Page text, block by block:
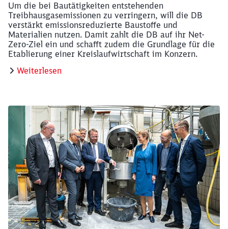
Um die bei Bautätigkeiten entstehenden
Treibhausgasemissionen zu verringern, will die DB
verstärkt emissionsreduzierte Baustoffe und
Materialien nutzen. Damit zahlt die DB auf ihr Net-
Zero-Ziel ein und schafft zudem die Grundlage für die
Etablierung einer Kreislaufwirtschaft im Konzern.
Weiterlesen